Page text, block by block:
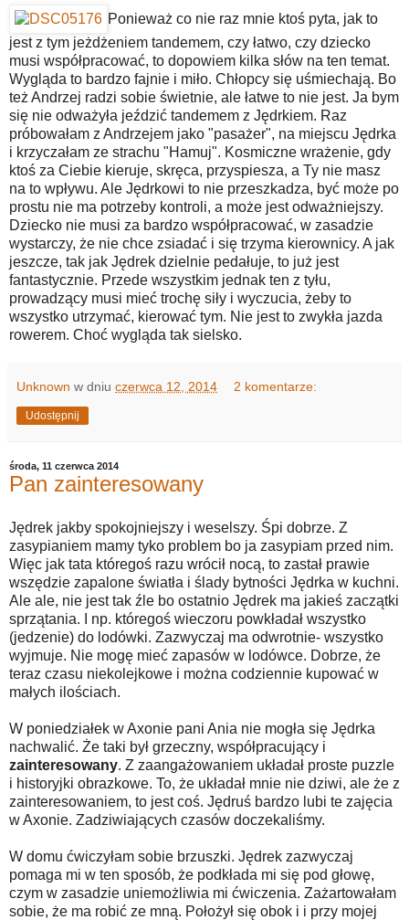
Ponieważ co nie raz mnie ktoś pyta, jak to
jest z tym jeżdżeniem tandemem, czy łatwo, czy dziecko
musi współpracować, to dopowiem kilka słów na ten temat.
Wygląda to bardzo fajnie i miło. Chłopcy się uśmiechają. Bo
też Andrzej radzi sobie świetnie, ale łatwe to nie jest. Ja bym
się nie odważyła jeździć tandemem z Jędrkiem. Raz
próbowałam z Andrzejem jako "pasażer", na miejscu Jędrka
i krzyczałam ze strachu "Hamuj". Kosmiczne wrażenie, gdy
ktoś za Ciebie kieruje, skręca, przyspiesza, a Ty nie masz
na to wpływu. Ale Jędrkowi to nie przeszkadza, być może po
prostu nie ma potrzeby kontroli, a może jest odważniejszy.
Dziecko nie musi za bardzo współpracować, w zasadzie
wystarczy, że nie chce zsiadać i się trzyma kierownicy. A jak
jeszcze, tak jak Jędrek dzielnie pedałuje, to już jest
fantastycznie. Przede wszystkim jednak ten z tyłu,
prowadzący musi mieć trochę siły i wyczucia, żeby to
wszystko utrzymać, kierować tym. Nie jest to zwykła jazda
rowerem. Choć wygląda tak sielsko.
Unknown w dniu czerwca 12, 2014 2 komentarze:
Udostępnij
środa, 11 czerwca 2014
Pan zainteresowany
Jędrek jakby spokojniejszy i weselszy. Śpi dobrze. Z
zasypianiem mamy tyko problem bo ja zasypiam przed nim.
Więc jak tata któregoś razu wrócił nocą, to zastał prawie
wszędzie zapalone światła i ślady bytności Jędrka w kuchni.
Ale ale, nie jest tak źle bo ostatnio Jędrek ma jakieś zaczątki
sprzątania. I np. któregoś wieczoru powkładał wszystko
(jedzenie) do lodówki. Zazwyczaj ma odwrotnie- wszystko
wyjmuje. Nie mogę mieć zapasów w lodówce. Dobrze, że
teraz czasu niekolejkowe i można codziennie kupować w
małych ilościach.
W poniedziałek w Axonie pani Ania nie mogła się Jędrka
nachwalić. Że taki był grzeczny, współpracujący i
zainteresowany. Z zaangażowaniem układał proste puzzle
i historyjki obrazkowe. To, że układał mnie nie dziwi, ale że z
zainteresowaniem, to jest coś. Jędruś bardzo lubi te zajęcia
w Axonie. Zadziwiających czasów doczekaliśmy.
W domu ćwiczyłam sobie brzuszki. Jędrek zazwyczaj
pomaga mi w ten sposób, że podkłada mi się pod głowę,
czym w zasadzie uniemożliwia mi ćwiczenia. Zażartowałam
sobie, że ma robić ze mną. Położył się obok i i przy mojej